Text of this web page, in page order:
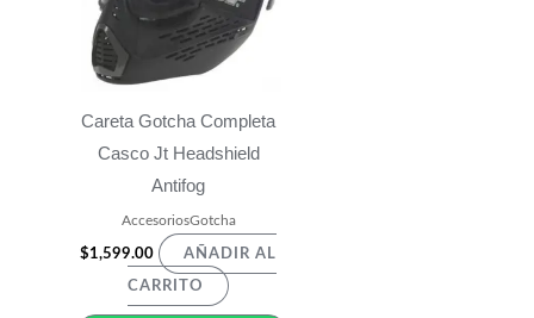
Careta Gotcha Completa
Casco Jt Headshield
Antifog
AccesoriosGotcha
$1,599.00 AÑADIR AL
CARRITO